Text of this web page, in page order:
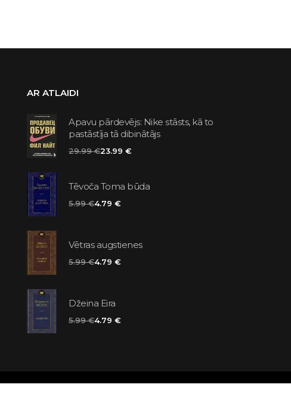
AR ATLAIDI
Apavu pārdevējs: Nike stāsts, kā to
pastāstīja tā dibinātājs
29.99 €23.99 €
Tēvoča Toma būda
5.99 €4.79 €
Vētras augstienes
5.99 €4.79 €
Džeina Eira
5.99 €4.79 €